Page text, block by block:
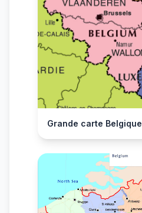
Grande carte Belgique